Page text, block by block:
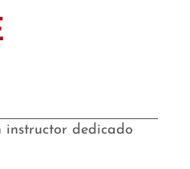
instructor dedicado